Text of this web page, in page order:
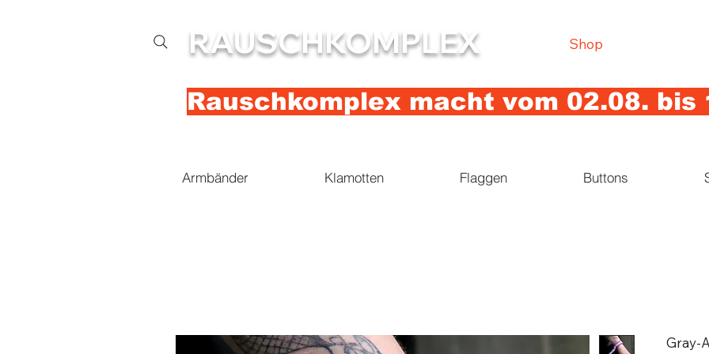
RAUSCHKOMPLEX Shop
Rauschkomplex macht vom 02.08. bis
Armbänder Klamotten Flaggen Buttons
Gray-